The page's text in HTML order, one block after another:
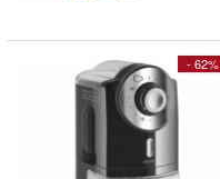
- 62%